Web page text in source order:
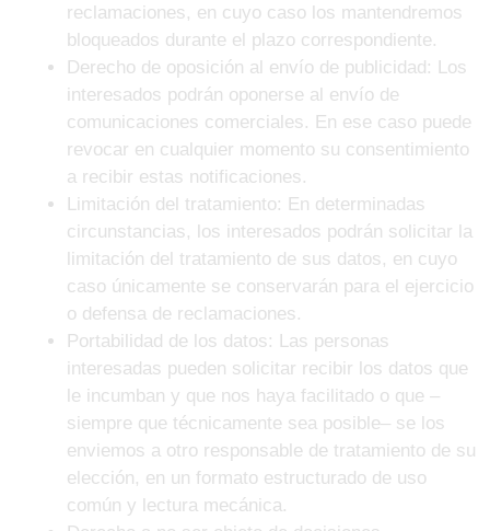
reclamaciones, en cuyo caso los mantendremos
bloqueados durante el plazo correspondiente.
Derecho de oposición al envío de publicidad: Los
interesados podrán oponerse al envío de
comunicaciones comerciales. En ese caso puede
revocar en cualquier momento su consentimiento
a recibir estas notificaciones.
Limitación del tratamiento: En determinadas
circunstancias, los interesados podrán solicitar la
limitación del tratamiento de sus datos, en cuyo
caso únicamente se conservarán para el ejercicio
o defensa de reclamaciones.
Portabilidad de los datos: Las personas
interesadas pueden solicitar recibir los datos que
le incumban y que nos haya facilitado o que –
siempre que técnicamente sea posible– se los
enviemos a otro responsable de tratamiento de su
elección, en un formato estructurado de uso
común y lectura mecánica.